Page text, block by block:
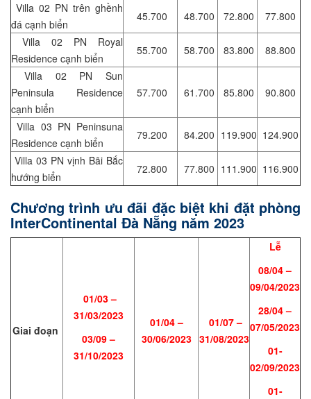
Villa 02 PN trên ghềnh
đá cạnh biển
45.700 48.700 72.800
77.800
Villa 02 PN Royal
Residence cạnh biển
55.700 58.700 83.800
88.800
Villa 02 PN Sun
Peninsula Residence
cạnh biển
57.700 61.700 85.800 90.800
Villa 03 PN Peninsuna
Residence cạnh biển
79.200 84.200 119.900 124.900
Villa 03 PN vịnh Bãi Bắc
hướng biển
72.800 77.800 111.900 116.900
Chương trình ưu đãi đặc biệt khi đặt phòng
InterContinental Đà Nẵng năm 2023
Giai đoạn
01/03 –
31/03/2023
03/09 –
31/10/2023
01/04 –
30/06/2023
01/07 –
31/08/2023
Lễ
08/04 –
09/04/2023
28/04 –
07/05/2023
01-
02/09/2023
01-